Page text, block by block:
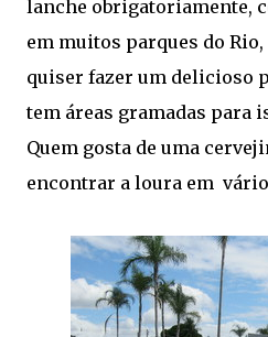
lanche obrigatoriamente,
em muitos parques do Rio,
quiser fazer um delicioso
tem áreas gramadas para
Quem gosta de uma
encontrar a loura em